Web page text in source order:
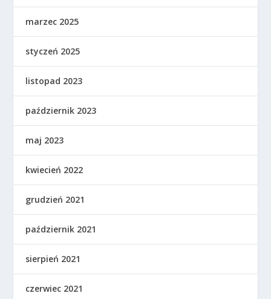
marzec 2025
styczeń 2025
listopad 2023
październik 2023
maj 2023
kwiecień 2022
grudzień 2021
październik 2021
sierpień 2021
czerwiec 2021